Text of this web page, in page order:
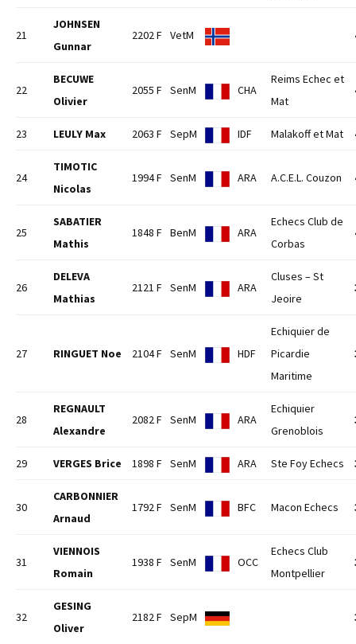
21
JOHNSEN
Gunnar
2202 F VetM
22
BECUWE
Olivier
2055 F SenM CHA
Reims Echec et
Mat
23 LEULY Max 2063 F SepM IDF Malakoff et Mat
24
TIMOTIC
Nicolas
1994 F SenM ARA A.C.E.L. Couzon
25
SABATIER
Mathis
1848 F BenM ARA
Echecs Club de
Corbas
26
DELEVA
Mathias
2121 F SenM ARA
Cluses – St
Jeoire
27 RINGUET Noe 2104 F SenM HDF
Echiquier de
Picardie
Maritime
28
REGNAULT
Alexandre
2082 F SenM ARA
Echiquier
Grenoblois
29 VERGES Brice 1898 F SenM ARA Ste Foy Echecs
30
CARBONNIER
Arnaud
1792 F SenM BFC Macon Echecs
31
VIENNOIS
Romain
1938 F SenM OCC
Echecs Club
Montpellier
32
GESING
Oliver
2182 F SepM